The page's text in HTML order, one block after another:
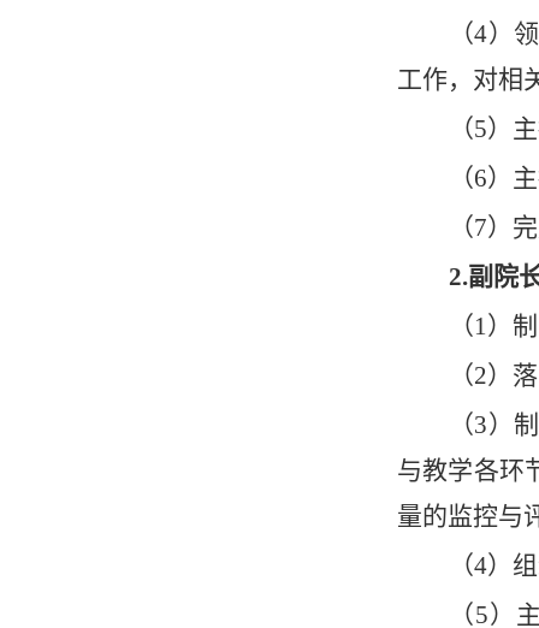
（4）
工作，对相
（5）
（6）
（7）
2.副院
（1）
（2）
（3）
与教学各环
量的监控与
（4）
（5）